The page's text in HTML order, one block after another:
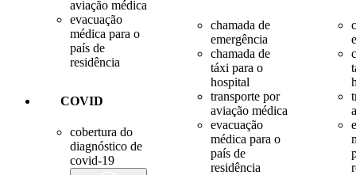
aviação médica
evacuação
médica para o
país de
residência
COVID
cobertura do
diagnóstico de
covid-19
chamada de
emergência
chamada de
táxi para o
hospital
transporte por
aviação médica
evacuação
médica para o
país de
residência